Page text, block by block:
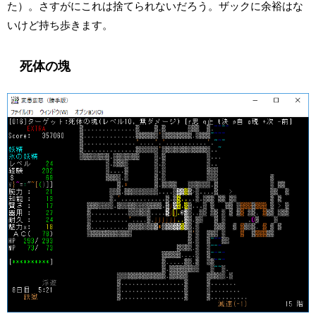
た）。さすがにこれは捨てられないだろう。ザックに余裕はな
いけど持ち歩きます。
死体の塊